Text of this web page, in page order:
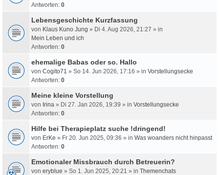
Antworten: 0
Lebensgeschichte Kurzfassung
von Klaus Kuno Jung » Di 4. Aug 2026, 21:27 » in
Mein Leben und ich
Antworten: 0
ehemalige Babas oder so. Hallo
von Cogito71 » So 14. Jun 2026, 17:16 » in Vorstellungsecke
Antworten: 0
Meine kleine Vorstellung
von Irina » Di 27. Jan 2026, 19:39 » in Vorstellungsecke
Antworten: 0
Hilfe bei Therapieplatz suche !dringend!
von ErKe » Fr 20. Jun 2025, 09:36 » in Was woanders nicht hinpasst
Antworten: 0
Emotionaler Missbrauch durch Betreuerin?
von eryblue » So 1. Jun 2025, 20:21 » in Themenchats